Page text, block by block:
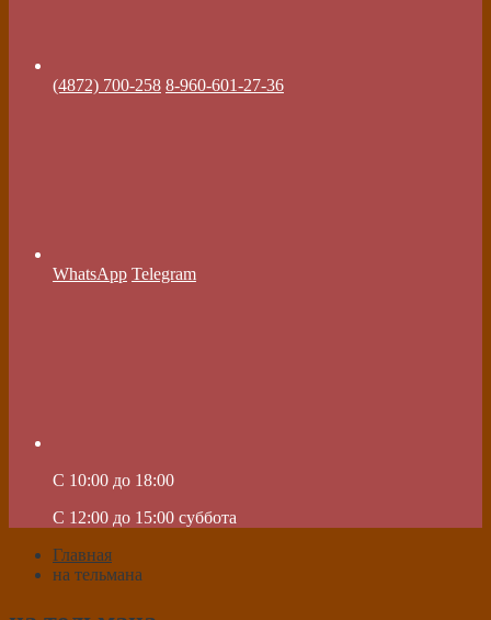
(4872) 700-258 8-960-601-27-36
WhatsApp Telegram
C 10:00 до 18:00
C 12:00 до 15:00 суббота
Главная
на тельмана